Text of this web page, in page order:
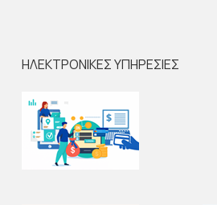
ΗΛΕΚΤΡΟΝΙΚΕΣ ΥΠΗΡΕΣΙΕΣ